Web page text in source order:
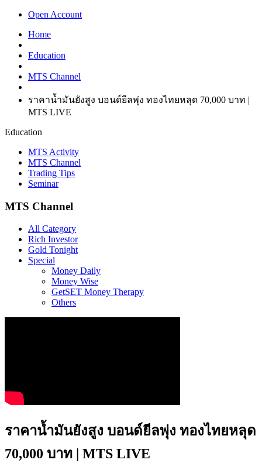
Open Account
Home
Education
MTS Channel
ราคาน้ำมันยังสูง บอนด์ยีลพุ่ง ทองไทยหลุด 70,000 บาท |
MTS LIVE
Education
MTS Activity
MTS Channel
Trading Tips
Seminar
MTS Channel
All Category
Rich Investor
Gold Tonight
Special
Money Daily
Money Wise
GetSET Money Therapy
Others
ราคาน้ำมันยังสูง บอนด์ยีลพุ่ง ทองไทยหลุด
70,000 บาท | MTS LIVE